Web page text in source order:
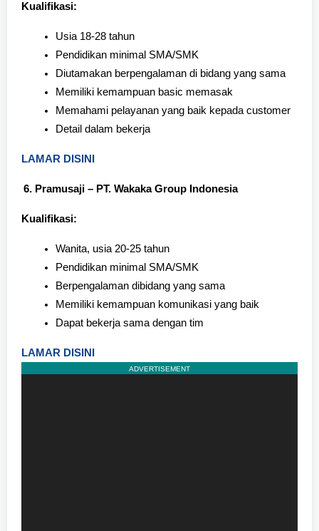
Kualifikasi:
Usia 18-28 tahun
Pendidikan minimal SMA/SMK
Diutamakan berpengalaman di bidang yang sama
Memiliki kemampuan basic memasak
Memahami pelayanan yang baik kepada customer
Detail dalam bekerja
LAMAR DISINI
Pramusaji – PT. Wakaka Group Indonesia
Kualifikasi:
Wanita, usia 20-25 tahun
Pendidikan minimal SMA/SMK
Berpengalaman dibidang yang sama
Memiliki kemampuan komunikasi yang baik
Dapat bekerja sama dengan tim
LAMAR DISINI